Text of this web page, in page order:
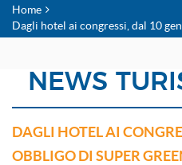
Home
Dagli hotel ai congressi, dal 10
NEWS
DAGLI HOTEL AI
OBBLIGO DI SUPER